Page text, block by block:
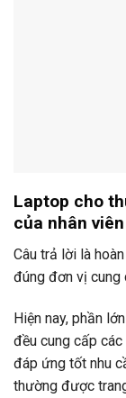
Laptop cho
của nhân
Câu trả lời là
đúng đơn vị cung
Hiện nay, phần
đều cung cấp
đáp ứng tốt nhu
thường được